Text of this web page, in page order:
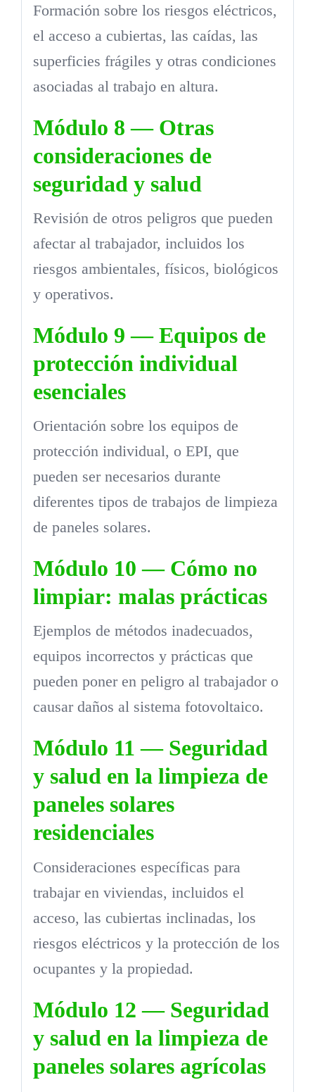
Formación sobre los riesgos eléctricos,
el acceso a cubiertas, las caídas, las
superficies frágiles y otras condiciones
asociadas al trabajo en altura.
Módulo 8 — Otras
consideraciones de
seguridad y salud
Revisión de otros peligros que pueden
afectar al trabajador, incluidos los
riesgos ambientales, físicos, biológicos
y operativos.
Módulo 9 — Equipos de
protección individual
esenciales
Orientación sobre los equipos de
protección individual, o EPI, que
pueden ser necesarios durante
diferentes tipos de trabajos de limpieza
de paneles solares.
Módulo 10 — Cómo no
limpiar: malas prácticas
Ejemplos de métodos inadecuados,
equipos incorrectos y prácticas que
pueden poner en peligro al trabajador o
causar daños al sistema fotovoltaico.
Módulo 11 — Seguridad
y salud en la limpieza de
paneles solares
residenciales
Consideraciones específicas para
trabajar en viviendas, incluidos el
acceso, las cubiertas inclinadas, los
riesgos eléctricos y la protección de los
ocupantes y la propiedad.
Módulo 12 — Seguridad
y salud en la limpieza de
paneles solares agrícolas